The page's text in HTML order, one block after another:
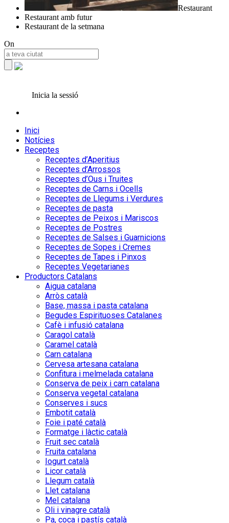
Restaurant
Restaurant amb futur
Restaurant de la setmana
On
Inicia la sessió
Inici
Notícies
Receptes
Receptes d’Aperitius
Receptes d’Arrossos
Receptes d’Ous i Truites
Receptes de Carns i Ocells
Receptes de Llegums i Verdures
Receptes de pasta
Receptes de Peixos i Mariscos
Receptes de Postres
Receptes de Salses i Guarnicions
Receptes de Sopes i Cremes
Receptes de Tapes i Pinxos
Receptes Vegetarianes
Productors Catalans
Aigua catalana
Arròs català
Base, massa i pasta catalana
Begudes Espirituoses Catalanes
Cafè i infusió catalana
Caragol català
Caramel català
Carn catalana
Cervesa artesana catalana
Confitura i melmelada catalana
Conserva de peix i carn catalana
Conserva vegetal catalana
Conserves i sucs
Embotit català
Foie i paté català
Formatge i làctic català
Fruit sec català
Fruita catalana
Iogurt català
Licor català
Llegum català
Llet catalana
Mel catalana
Oli i vinagre català
Pa, coca i pastís català